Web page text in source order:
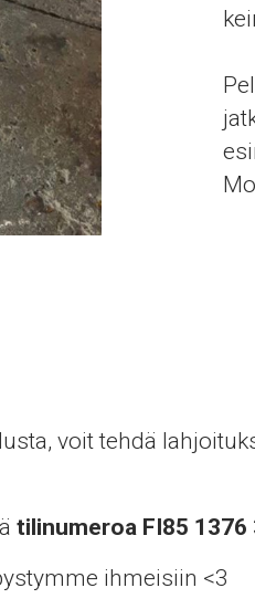
voit tehdä
tilinumeroa FI85
ihmeisiin <3